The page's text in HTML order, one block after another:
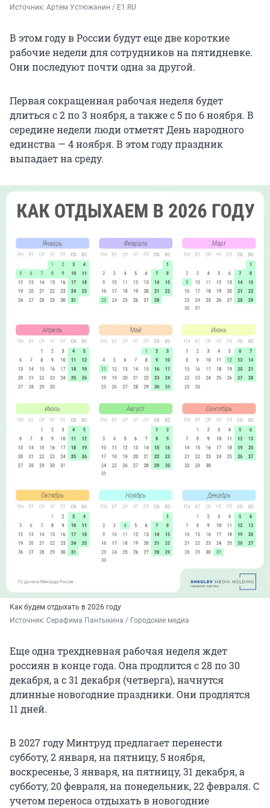
Источник: Артем Устюжанин / E1.RU
В этом году в России будут еще две короткие
рабочие недели для сотрудников на пятидневке.
Они последуют почти одна за другой.
Первая сокращенная рабочая неделя будет
длиться с 2 по 3 ноября, а также с 5 по 6 ноября. В
середине недели люди отметят День народного
единства — 4 ноября. В этом году праздник
выпадает на среду.
Как будем отдыхать в 2026 году
Источник: Серафима Пантыкина / Городские медиа
Еще одна трехдневная рабочая неделя ждет
россиян в конце года. Она продлится с 28 по 30
декабря, а с 31 декабря (четверга), начнутся
длинные новогодние праздники. Они продлятся
11 дней.
В 2027 году Минтруд предлагает перенести
субботу, 2 января, на пятницу,5 ноября,
воскресенье, 3 января, на пятницу, 31 декабря, а
субботу, 20 февраля, на понедельник, 22 февраля. С
учетом переноса отдыхать в новогодние